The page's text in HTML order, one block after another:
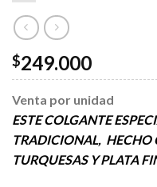
$249.000
Venta por unidad
ESTE COLGANTE
TRADICIONAL, HECHO
TURQUESAS Y PLATA